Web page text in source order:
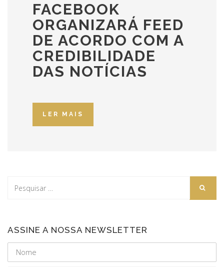
FACEBOOK
ORGANIZARÁ FEED
DE ACORDO COM A
CREDIBILIDADE
DAS NOTÍCIAS
LER MAIS
ASSINE A NOSSA NEWSLETTER